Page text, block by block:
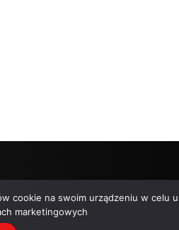
cookie na swoim urządzeniu w celu
marketingowych